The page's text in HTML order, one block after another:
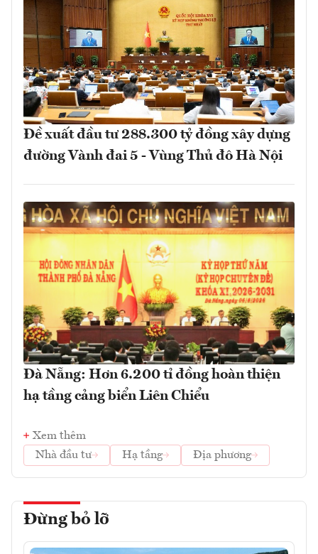
Đề xuất đầu tư 288.300 tỷ đồng xây dựng
đường Vành đai 5 - Vùng Thủ đô Hà Nội
Đà Nẵng: Hơn 6.200 tỉ đồng hoàn thiện
hạ tầng cảng biển Liên Chiểu
Xem thêm
Nhà đầu tư
Hạ tầng Địa phương
Đừng bỏ lỡ